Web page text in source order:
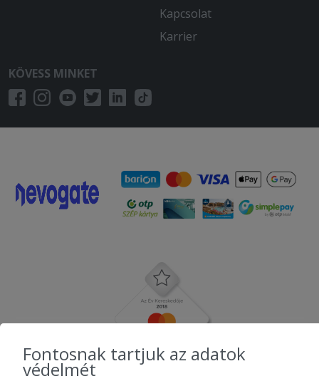
Kapcsolat
Karrier
KÖVESS MINKET
Fontosnak tartjuk az adatok
védelmét